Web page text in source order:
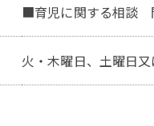
■育児に関する相談
火・木曜日、土曜日又